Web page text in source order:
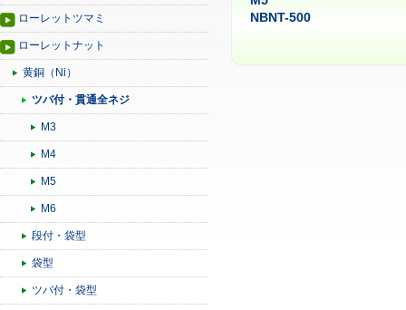
ローレットツマミ
ローレットナット
黄銅（Ni）
ツバ付・貫通全ネジ
M3
M4
M5
M6
段付・袋型
袋型
ツバ付・袋型
NBNT-500